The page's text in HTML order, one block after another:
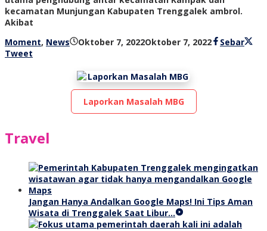
kecamatan Munjungan Kabupaten Trenggalek ambrol.
Akibat
Moment, News Oktober 7, 2022Oktober 7, 2022olehSebar
Tweet
Laporkan Masalah MBG
Travel
Jangan Hanya Andalkan Google Maps! Ini Tips Aman
Wisata di Trenggalek Saat Libur…